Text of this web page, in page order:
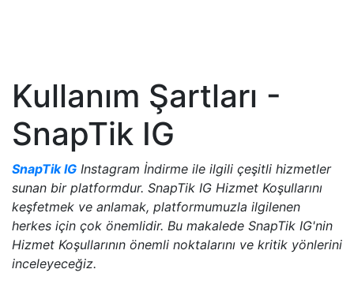
Kullanım Şartları -
SnapTik IG
SnapTik IG Instagram İndirme ile ilgili çeşitli hizmetler
sunan bir platformdur. SnapTik IG Hizmet Koşullarını
keşfetmek ve anlamak, platformumuzla ilgilenen
herkes için çok önemlidir. Bu makalede SnapTik IG'nin
Hizmet Koşullarının önemli noktalarını ve kritik yönlerini
inceleyeceğiz.